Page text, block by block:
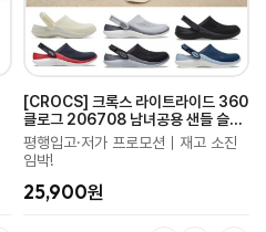
[CROCS] 크록스 라이트라이드 360
클로그 206708 남녀공용 샌들 슬리
퍼 6컬러
평행입고·저가 프로모션｜재고 소진
임박!
25,900원